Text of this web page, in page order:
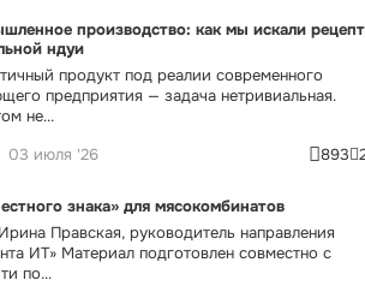
производство: как мы искали рецепт
ндуи
продукт под реалии современного
предприятия — задача нетривиальная.
не...
03 июля '26 893
знака» для мясокомбинатов
Правская, руководитель направления
ИТ» Материал подготовлен совместно с
по...